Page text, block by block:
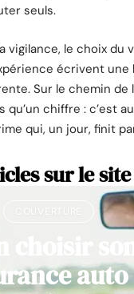
seuls.
vigilance, le choix du
écrivent
Sur le chemin de
qu’un chiffre : c’est
qui, un jour, finit
sur le site
choisir son
auto